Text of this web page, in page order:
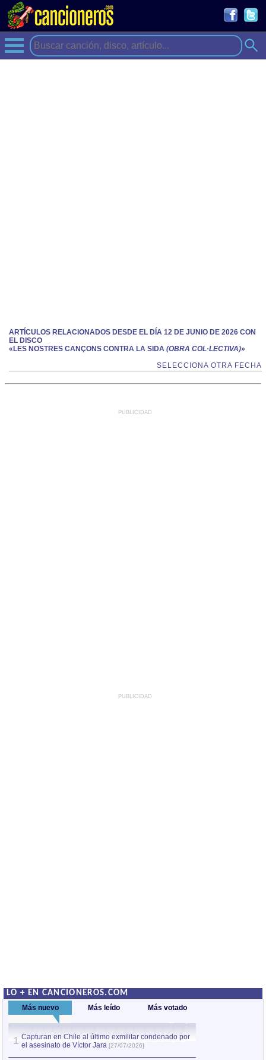
ARTÍCULOS RELACIONADOS DESDE EL DÍA 12 DE JUNIO DE 2026 CON
EL DISCO
«LES NOSTRES CANÇONS CONTRA LA SIDA (OBRA COL·LECTIVA)»
SELECCIONA OTRA FECHA
PUBLICIDAD
PUBLICIDAD
LO + EN CANCIONEROS.COM
Más nuevo Más leído Más votado
1 Capturan en Chile al último exmilitar condenado por
el asesinato de Víctor Jara [27/07/2026]